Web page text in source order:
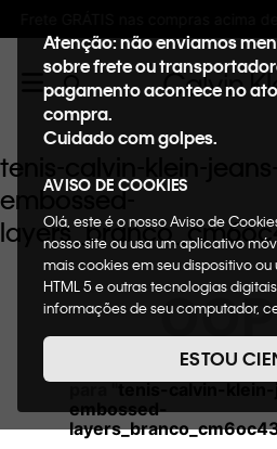
Atenção: não enviamos
sobre frete ou
pagamento acontece no
compra.
Cuidado com golpes.
AVISO DE COOKIES
Olá, este é o nosso Aviso de
nosso site ou usa um aplicativo
mais cookies em seu dispositivo ou
HTML 5 e outras tecnologias
informações de seu computador,
de cookies, informaremos quais
suas funções. A forma como
nosso Aviso de Privacidade.
consideraremos isso como sua
ESTOU
tenis-calvin-klein-
embossed-
Não encontramos
embossed-